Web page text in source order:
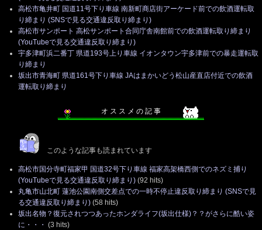
高松市亀井町 国道11号下り車線 南新町商店街アーケード前での飲酒運転取
り締まり (SNSで見る交通違反取り締まり)
高松市サンポート 高松サンポート合同庁舎南館前での飲酒運転取り締まり
(YouTubeで見る交通違反取り締まり)
宇多津町浜二番丁 県道193号上り車線 イオンタウン宇多津前での暴走運転取
り締まり
坂出市青海町 県道161号下り車線 JAはまかいどう松山産直店付近での飲酒
運転取り締まり
オ ス ス メ の 記 事
このような記事も読まれています
高松市国分寺町福家甲 国道32号下り車線 福家高架橋西側でのネズミ捕り
(YouTubeで見る交通違反取り締まり) (92 hits)
丸亀市山北町 蓮池公園南側交差点での一時不停止違反取り締まり (SNSで見
る交通違反取り締まり) (58 hits)
坂出名物？復元されつつあったホンダライフ(坂出仕様)？？がさらに酷い姿
に・・・ (3 hits)